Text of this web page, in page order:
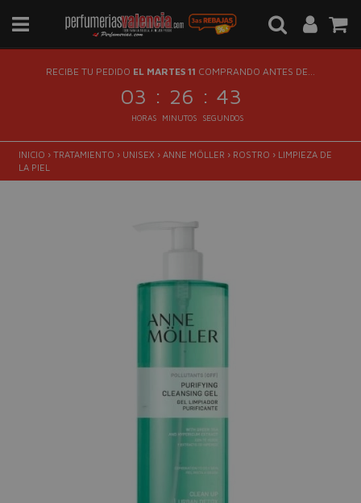
RECIBE TU PEDIDO EL MARTES 11 COMPRANDO ANTES DE...
03 : 26 : 42
HORAS MINUTOS SEGUNDOS
INICIO › TRATAMIENTO › UNISEX › ANNE MÖLLER › ROSTRO › LIMPIEZA DE
LA PIEL